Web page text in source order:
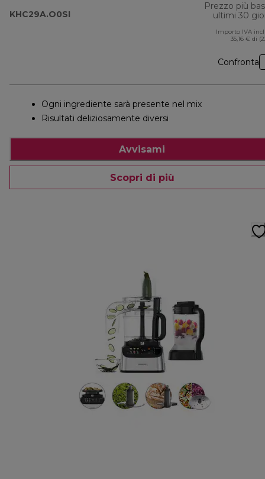
KHC29A.O0SI
Prezzo più
ultimi 30
Importo IVA
35,16 € di
Confronta
Ogni ingrediente sarà presente nel mix
Risultati deliziosamente diversi
Avvisami
Scopri di più